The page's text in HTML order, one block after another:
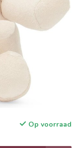
Op voorraad